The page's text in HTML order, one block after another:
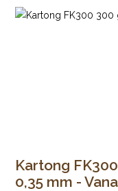
Kartong
0,35 mm -